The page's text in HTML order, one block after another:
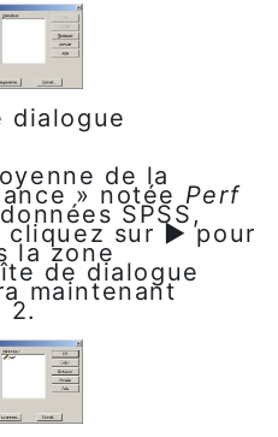
dialogue
de la
» notée Perf
SPSS,
cliquez sur ► pour
la zone
de dialogue
maintenant
2.